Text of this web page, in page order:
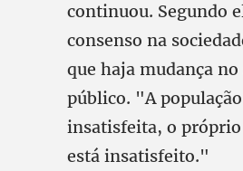
continuou. Segundo
consenso na
que haja mudança no
público. "A
insatisfeita, o
está insatisfeito."